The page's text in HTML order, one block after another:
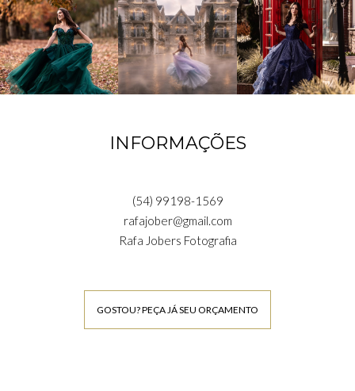
INFORMAÇÕES
(54) 99198-1569
rafajober@gmail.com
Rafa Jobers Fotografia
GOSTOU? PEÇA JÁ SEU ORÇAMENTO